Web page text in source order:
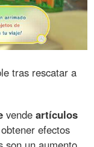
tras rescatar a
vendeartículos
efectos